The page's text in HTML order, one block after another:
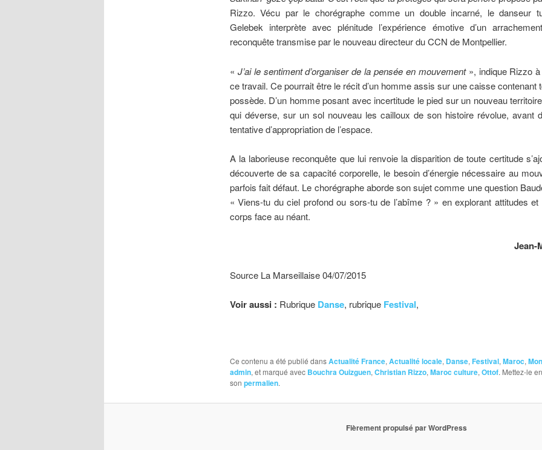
Rizzo. Vécu par le chorégraphe comme un double incarné, le danseur
Gelebek interprète avec plénitude l’expérience émotive d’un
reconquête transmise par le nouveau directeur du CCN de Montpellier.
« J’ai le sentiment d’organiser de la pensée en mouvement», indique Rizzo
ce travail. Ce pourrait être le récit d’un homme assis sur une caisse contenant
possède. D’un homme posant avec incertitude le pied sur un nouveau
qui déverse, sur un sol nouveau les cailloux de son histoire révolue, avant
tentative d’appropriation de l’espace.
A la laborieuse reconquête que lui renvoie la disparition de toute certitude
découverte de sa capacité corporelle, le besoin d’énergie nécessaire au
parfois fait défaut. Le chorégraphe aborde son sujet comme une question
« Viens-tu du ciel profond ou sors-tu de l’abîme ? » en explorant attitudes et
corps face au néant.
Jean-
Source La Marseillaise 04/07/2015
Voir aussi : Rubrique Danse, rubrique Festival,
Ce contenu a été publié dansActualité France, Actualité locale, Danse, Festival, Maroc,
admin, et marqué avec Bouchra Ouizguen, Christian Rizzo, Maroc culture, Ottof. Mettez-le
son permalien.
Fièrement propulsé par WordPress